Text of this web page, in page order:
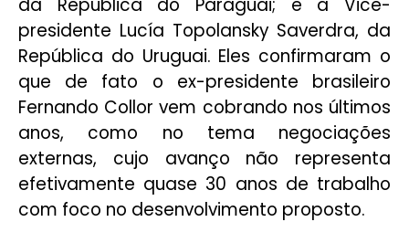
da República do Paraguai; e a Vice-
presidente Lucía Topolansky Saverdra, da
República do Uruguai. Eles confirmaram o
que de fato o ex-presidente brasileiro
Fernando Collor vem cobrando nos últimos
anos, como no tema negociações
externas, cujo avanço não representa
efetivamente quase 30 anos de trabalho
com foco no desenvolvimento proposto.